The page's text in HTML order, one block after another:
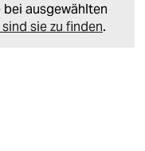
ausgewählten
sie zu finden.